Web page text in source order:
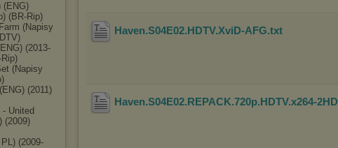
(ENG)
(BR-Rip)
(Napisy
(2013-
(Napisy
(2011)
United
(2009)
(2009-
Haven.S04E02.HDTV.XviD-AFG.txt
Haven.S04E02.REPACK.720p.HDTV.x264-2HD